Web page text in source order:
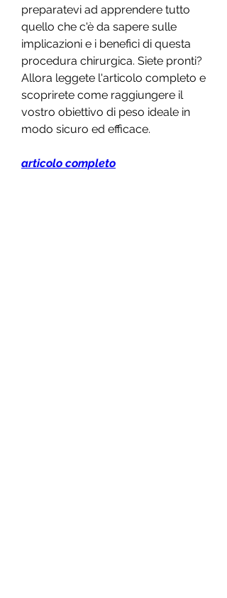
preparatevi ad apprendere tutto
quello che c'è da sapere sulle
implicazioni e i benefici di questa
procedura chirurgica. Siete pronti?
Allora leggete l'articolo completo e
scoprirete come raggiungere il
vostro obiettivo di peso ideale in
modo sicuro ed efficace.
articolo completo